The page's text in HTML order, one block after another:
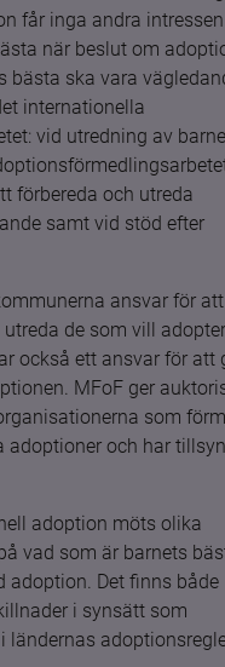
får inga andra
när beslut om
bästa ska vara
internationella
vid utredning av
förbereda och utreda
samt vid stöd efter
ansvar för att
de som vill
också ett ansvar för att
MFoF ger
som
adoptioner och har
adoption möts olika
vad som är barnets
adoption. Det finns både
i synsätt som
ländernas